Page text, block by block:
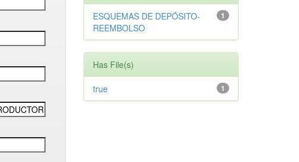
1
ESQUEMAS DE DEPÓSITO-
REEMBOLSO
Has File(s)
1
true